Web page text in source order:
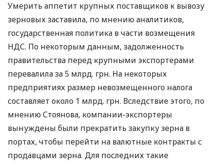
Умерить аппетит крупных поставщиков к вывозу
зерновых заставила, по мнению аналитиков,
государственная политика в части возмещения
НДС. По некоторым данным, задолженность
правительства перед крупными экспортерами
перевалила за 5 млрд. грн. На некоторых
предприятиях размер невозмещенного налога
составляет около 1 млрд. грн. Вследствие этого, по
мнению Стоянова, компании-экспортеры
вынуждены были прекратить закупку зерна в
портах, чтобы перейти на валютные контракты с
продавцами зерна. Для последних такие